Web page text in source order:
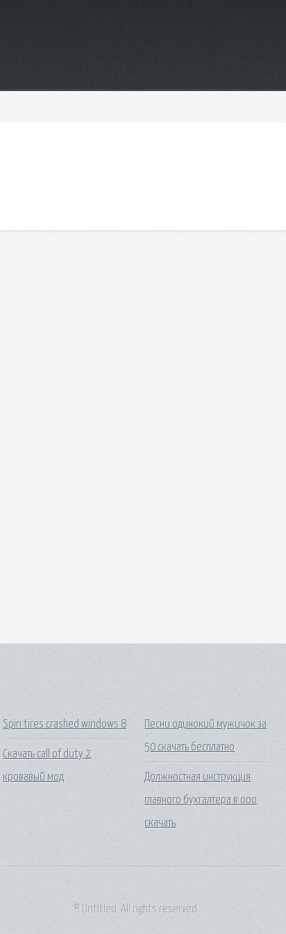
Spin tires crashed windows 8
Скачать call of duty 2
кровавый мод
Песни одинокий мужичок за
50 скачать бесплатно
Должностная инструкция
главного бухгалтера в ооо
скачать
© Untitled. All rights reserved.